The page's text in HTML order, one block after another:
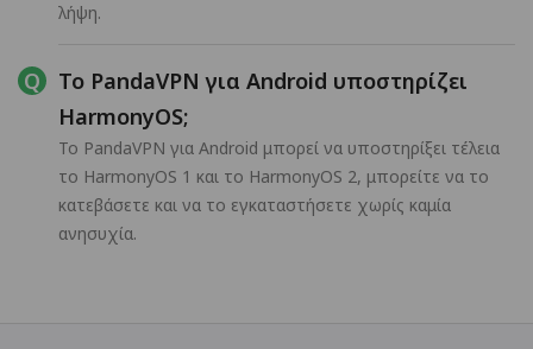
λήψη.
Το PandaVPN για Android υποστηρίζει
HarmonyOS;
Το PandaVPN για Android μπορεί να υποστηρίξει τέλεια
το HarmonyOS 1 και το HarmonyOS 2, μπορείτε να το
κατεβάσετε και να το εγκαταστήσετε χωρίς καμία
ανησυχία.